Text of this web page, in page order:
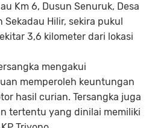
Km 6, Dusun Senuruk, Desa
Hilir, sekira pukul
3,6 kilometer dari lokasi
mengakui
memperoleh keuntungan
hasil curian. Tersangka juga
tertentu yang dinilai memiliki